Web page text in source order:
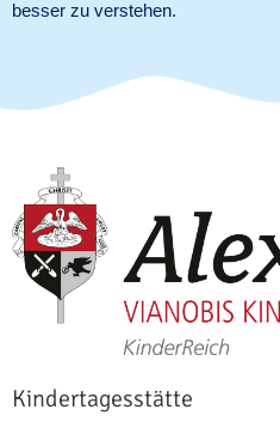
besser zu verstehen.
Kindertagesstätte